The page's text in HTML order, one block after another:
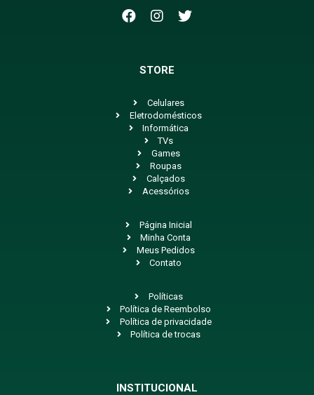
STORE
Celulares
Eletrodomésticos
Informática
TVs
Games
Roupas
Calçados
Acessórios
Página Inicial
Minha Conta
Meus Pedidos
Contato
Políticas
Política de Reembolso
Política de privacidade
Política de trocas
INSTITUCIONAL